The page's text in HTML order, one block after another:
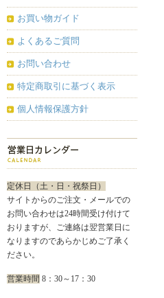
お買い物ガイド
よくあるご質問
お問い合わせ
特定商取引に基づく表示
個人情報保護方針
定休日（土・日・祝祭日）
サイトからのご注文・メールでの
お問い合わせは24時間受け付けて
おりますが、ご連絡は翌営業日に
なりますのであらかじめご了承く
ださい。
営業時間 8：30～17：30